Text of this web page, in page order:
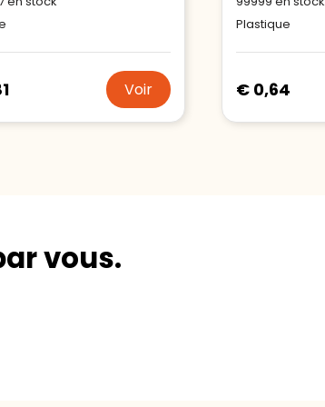
Voir
Plastique
€ 0,64
vous.